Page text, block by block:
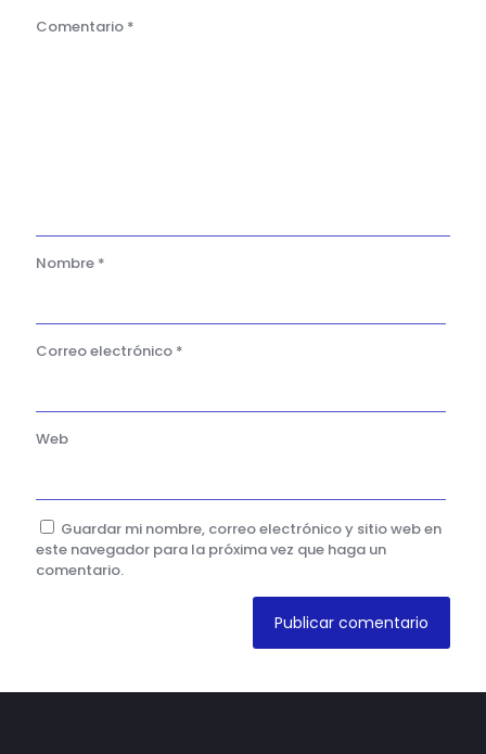
Comentario *
Nombre *
Correo electrónico *
Web
Guardar mi nombre, correo electrónico y sitio web en
este navegador para la próxima vez que haga un
comentario.